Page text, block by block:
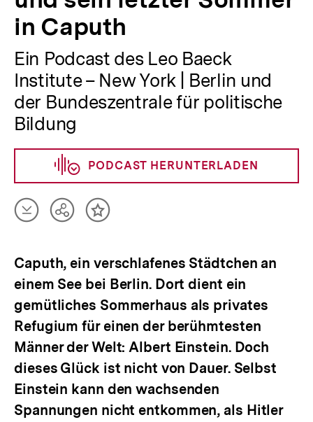
in Caputh
Ein Podcast des Leo Baeck
Institute – New York | Berlin und
der Bundeszentrale für politische
Bildung
PODCAST HERUNTERLADEN
Artikel
herunterladen
TeilenInhalt
Caputh, ein verschlafenes Städtchen an
einem See bei Berlin. Dort dient ein
gemütliches Sommerhaus als privates
Refugium für einen der berühmtesten
Männer der Welt: Albert Einstein. Doch
dieses Glück ist nicht von Dauer. Selbst
Einstein kann den wachsenden
Spannungen nicht entkommen, als Hitler